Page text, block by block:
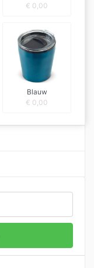
€ 0,00
Blauw
€ 0,00